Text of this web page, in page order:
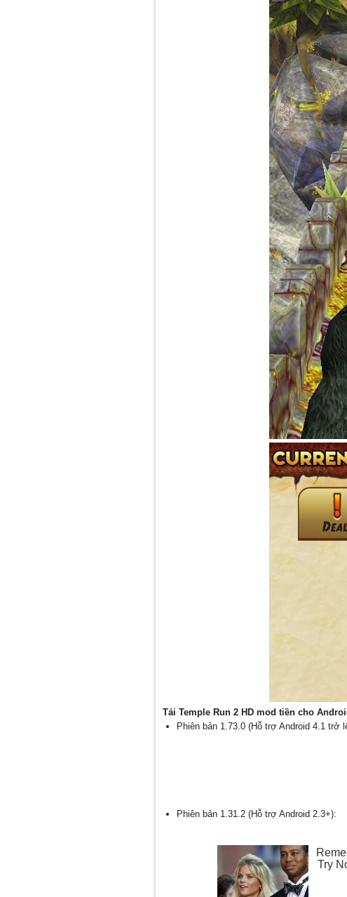
Tải Temple Run 2 HD mod tiền cho
Phiên bản 1.73.0 (Hỗ trợ Android 4.1 trở
Phiên bản 1.31.2 (Hỗ trợ Android 2.3+):